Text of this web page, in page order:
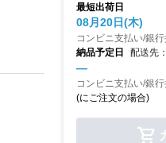
最短出荷日
08月20日(木)
コンビニ支払い/銀行
納品予定日
配送先：
—
コンビニ支払い/銀行
(にご注文の場合)